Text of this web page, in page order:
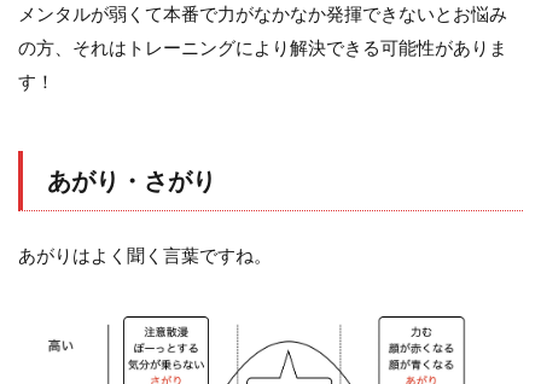
メンタルが弱くて本番で力がなかなか発揮できないとお悩み
の方、それはトレーニングにより解決できる可能性がありま
す！
あがり・さがり
あがりはよく聞く言葉ですね。